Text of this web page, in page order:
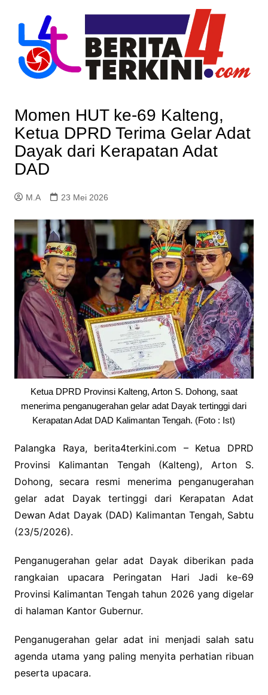
content
Momen HUT ke-69 Kalteng,
Ketua DPRD Terima Gelar Adat
Dayak dari Kerapatan Adat
DAD
M.A 23 Mei 2026
Ketua DPRD Provinsi Kalteng, Arton S. Dohong, saat
menerima penganugerahan gelar adat Dayak tertinggi dari
Kerapatan Adat DAD Kalimantan Tengah. (Foto : Ist)
Palangka Raya, berita4terkini.com – Ketua DPRD
Provinsi Kalimantan Tengah (Kalteng), Arton S.
Dohong, secara resmi menerima penganugerahan
gelar adat Dayak tertinggi dari Kerapatan Adat
Dewan Adat Dayak (DAD) Kalimantan Tengah, Sabtu
(23/5/2026).
Penganugerahan gelar adat Dayak diberikan pada
rangkaian upacara Peringatan Hari Jadi ke-69
Provinsi Kalimantan Tengah tahun 2026 yang digelar
di halaman Kantor Gubernur.
Penganugerahan gelar adat ini menjadi salah satu
agenda utama yang paling menyita perhatian ribuan
peserta upacara.